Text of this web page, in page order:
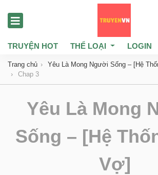
TRUYỆN HOT THỂ LOẠI LOGIN
Trang chủ
Yêu Là Mong Người Sống – [Hệ
Chap 3
Yêu Là Mong
Sống – [Hệ
Vợ]